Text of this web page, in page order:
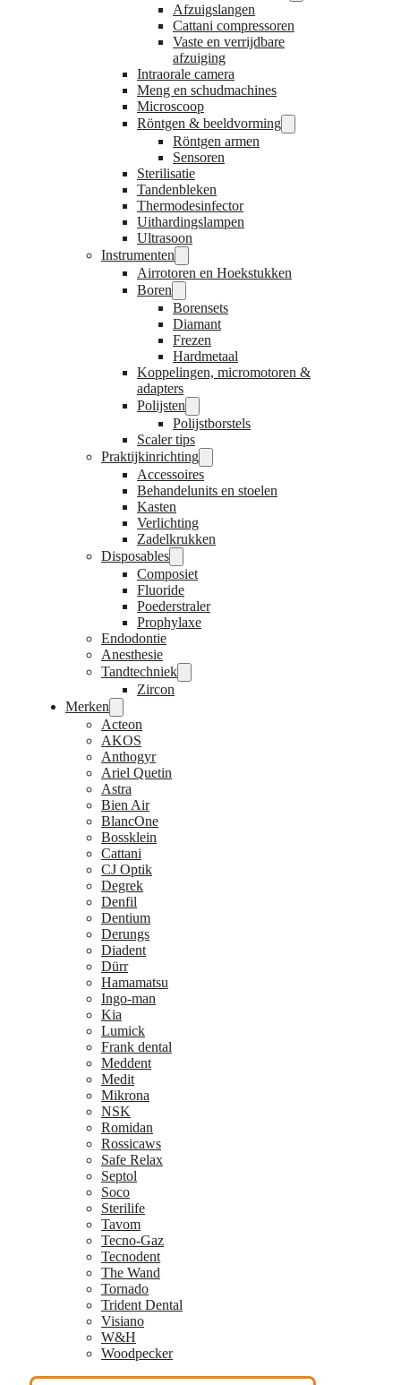
Afzuigslangen
Cattani compressoren
Vaste en verrijdbare
afzuiging
Intraorale camera
Meng en schudmachines
Microscoop
Röntgen & beeldvorming
Röntgen armen
Sensoren
Sterilisatie
Tandenbleken
Thermodesinfector
Uithardingslampen
Ultrasoon
Instrumenten
Airrotoren en Hoekstukken
Boren
Borensets
Diamant
Frezen
Hardmetaal
Koppelingen, micromotoren &
adapters
Polijsten
Polijstborstels
Scaler tips
Praktijkinrichting
Accessoires
Behandelunits en stoelen
Kasten
Verlichting
Zadelkrukken
Disposables
Composiet
Fluoride
Poederstraler
Prophylaxe
Endodontie
Anesthesie
Tandtechniek
Zircon
Merken
Acteon
AKOS
Anthogyr
Ariel Quetin
Astra
Bien Air
BlancOne
Bossklein
Cattani
CJ Optik
Degrek
Denfil
Dentium
Derungs
Diadent
Dürr
Hamamatsu
Ingo-man
Kia
Lumick
Frank dental
Meddent
Medit
Mikrona
NSK
Romidan
Rossicaws
Safe Relax
Septol
Soco
Sterilife
Tavom
Tecno-Gaz
Tecnodent
The Wand
Tornado
Trident Dental
Visiano
W&H
Woodpecker